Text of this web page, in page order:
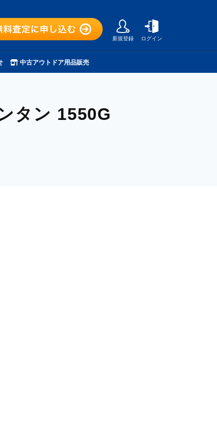
新規登録 ログイン
中古アウトドア用品販売
タン 1550G